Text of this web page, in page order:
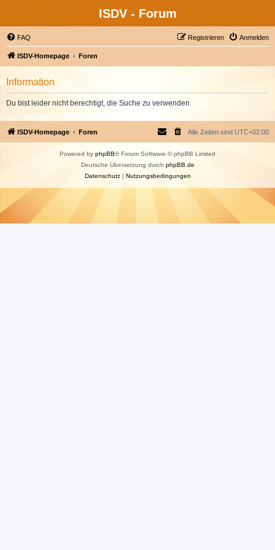
ISDV - Forum
FAQ Anmelden
Registrieren
ISDV-Homepage Foren
Information
Du bist leider nicht berechtigt, die Suche zu verwenden.
ISDV-Homepage Foren Alle Zeiten sind UTC+02:00
Powered by phpBB® Forum Software © phpBB Limited
Deutsche Übersetzung durch phpBB.de
Datenschutz| Nutzungsbedingungen